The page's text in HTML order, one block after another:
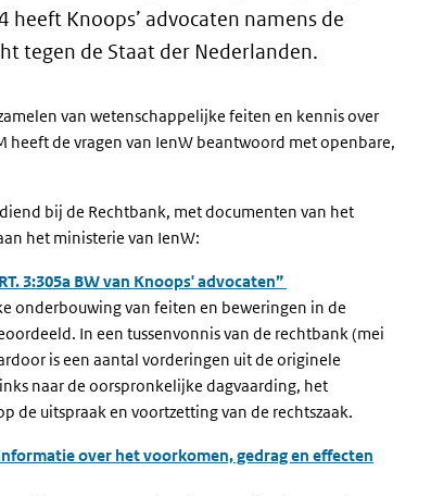
heeft Knoops’ advocaten namens de
tegen de Staat der Nederlanden.
van wetenschappelijke feiten en kennis over
heeft de vragen van IenW beantwoord met openbare,
bij de Rechtbank, met documenten van het
het ministerie van IenW:
3:305a BW van Knoops' advocaten”
onderbouwing van feiten en beweringen in de
In een tussenvonnis van de rechtbank (mei
is een aantal vorderingen uit de originele
naar de oorspronkelijke dagvaarding, het
de uitspraak en voortzetting van de rechtszaak.
over het voorkomen, gedrag en effecten